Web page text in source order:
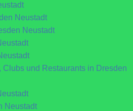
Neustadt
Neustadt
Clubs und Restaurants in Dresden
Neustadt